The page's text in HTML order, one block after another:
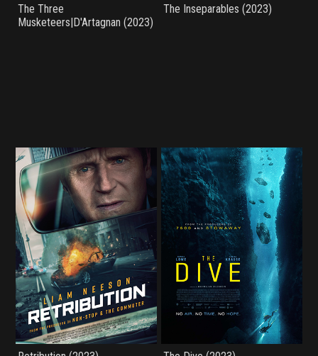
The Three
Musketeers|D'Artagnan (2023)
The Inseparables (2023)